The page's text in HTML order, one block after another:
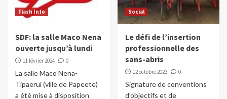
Flash Info
SDF: la salle Maco Nena
ouverte jusqu’à lundi
11 février 2024 0
La salle Maco Nena-
Tipaerui (ville de Papeete)
a été mise à disposition
Social
Le défi de l’insertion
professionnelle des
sans-abris
12 octobre 2023 0
Signature de conventions
d’objectifs et de